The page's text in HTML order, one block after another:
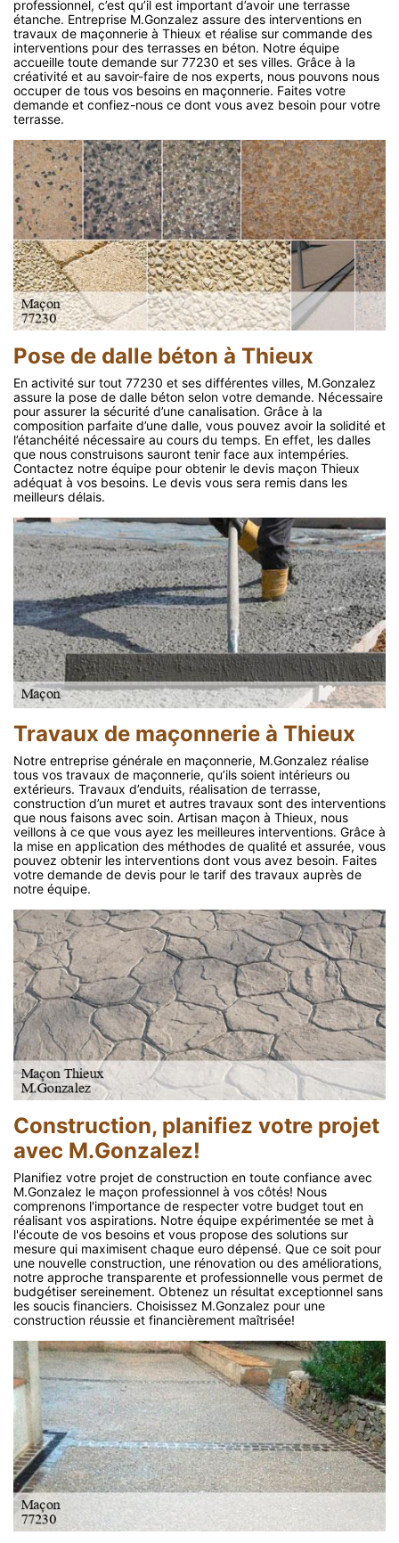
professionnel, c’est qu’il est important d’avoir une terrasse
étanche. Entreprise M.Gonzalez assure des interventions en
travaux de maçonnerie à Thieux et réalise sur commande des
interventions pour des terrasses en béton. Notre équipe
accueille toute demande sur 77230 et ses villes. Grâce à la
créativité et au savoir-faire de nos experts, nous pouvons nous
occuper de tous vos besoins en maçonnerie. Faites votre
demande et confiez-nous ce dont vous avez besoin pour votre
terrasse.
Pose de dalle béton à Thieux
En activité sur tout 77230 et ses différentes villes, M.Gonzalez
assure la pose de dalle béton selon votre demande. Nécessaire
pour assurer la sécurité d’une canalisation. Grâce à la
composition parfaite d’une dalle, vous pouvez avoir la solidité et
l’étanchéité nécessaire au cours du temps. En effet, les dalles
que nous construisons sauront tenir face aux intempéries.
Contactez notre équipe pour obtenir le devis maçon Thieux
adéquat à vos besoins. Le devis vous sera remis dans les
meilleurs délais.
Travaux de maçonnerie à Thieux
Notre entreprise générale en maçonnerie, M.Gonzalez réalise
tous vos travaux de maçonnerie, qu’ils soient intérieurs ou
extérieurs. Travaux d’enduits, réalisation de terrasse,
construction d’un muret et autres travaux sont des interventions
que nous faisons avec soin. Artisan maçon à Thieux, nous
veillons à ce que vous ayez les meilleures interventions. Grâce à
la mise en application des méthodes de qualité et assurée, vous
pouvez obtenir les interventions dont vous avez besoin. Faites
votre demande de devis pour le tarif des travaux auprès de
notre équipe.
Construction, planifiez votre projet
avec M.Gonzalez!
Planifiez votre projet de construction en toute confiance avec
M.Gonzalez le maçon professionnel à vos côtés! Nous
comprenons l'importance de respecter votre budget tout en
réalisant vos aspirations. Notre équipe expérimentée se met à
l'écoute de vos besoins et vous propose des solutions sur
mesure qui maximisent chaque euro dépensé. Que ce soit pour
une nouvelle construction, une rénovation ou des améliorations,
notre approche transparente et professionnelle vous permet de
budgétiser sereinement. Obtenez un résultat exceptionnel sans
les soucis financiers. Choisissez M.Gonzalez pour une
construction réussie et financièrement maîtrisée!